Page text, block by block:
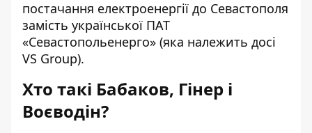
постачання електроенергії до Севастополя
замість української ПАТ
«Севастопольенерго» (яка належить досі
VS Group).
Хто такі Бабаков, Гінер і
Воєводін?